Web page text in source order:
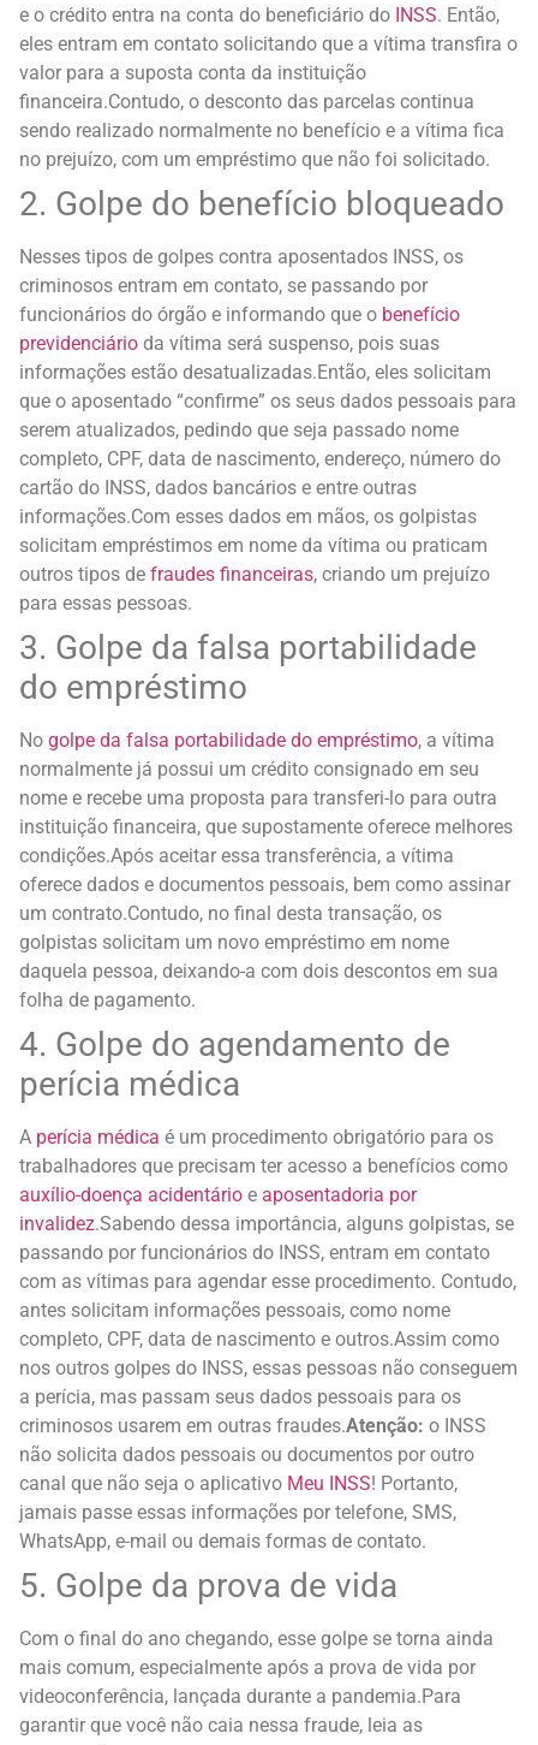
e o crédito entra na conta do beneficiário do INSS. Então,
eles entram em contato solicitando que a vítima transfira o
valor para a suposta conta da instituição
financeira.Contudo, o desconto das parcelas continua
sendo realizado normalmente no benefício e a vítima fica
no prejuízo, com um empréstimo que não foi solicitado.
2. Golpe do benefício bloqueado
Nesses tipos de golpes contra aposentados INSS, os
criminosos entram em contato, se passando por
funcionários do órgão e informando que o benefício
previdenciário da vítima será suspenso, pois suas
informações estão desatualizadas. Então, eles solicitam
que o aposentado “confirme” os seus dados pessoais para
serem atualizados, pedindo que seja passado nome
completo, CPF, data de nascimento, endereço, número do
cartão do INSS, dados bancários e entre outras
informações.Com esses dados em mãos, os golpistas
solicitam empréstimos em nome da vítima ou praticam
outros tipos de fraudes financeiras, criando um prejuízo
para essas pessoas.
3. Golpe da falsa portabilidade
do empréstimo
No golpe da falsa portabilidade do empréstimo, a vítima
normalmente já possui um crédito consignado em seu
nome e recebe uma proposta para transferi-lo para outra
instituição financeira, que supostamente oferece melhores
condições.Após aceitar essa transferência, a vítima
oferece dados e documentos pessoais, bem como assinar
um contrato.Contudo, no final desta transação, os
golpistas solicitam um novo empréstimo em nome
daquela pessoa, deixando-a com dois descontos em sua
folha de pagamento.
4. Golpe do agendamento de
perícia médica
A perícia médica é um procedimento obrigatório para os
trabalhadores que precisam ter acesso a benefícios como
auxílio-doença acidentário e aposentadoria por
invalidez.Sabendo dessa importância, alguns golpistas, se
passando por funcionários do INSS, entram em contato
com as vítimas para agendar esse procedimento. Contudo,
antes solicitam informações pessoais, como nome
completo, CPF, data de nascimento e outros.Assim como
nos outros golpes do INSS, essas pessoas não conseguem
a perícia, mas passam seus dados pessoais para os
criminosos usarem em outras fraudes.Atenção: o INSS
não solicita dados pessoais ou documentos por outro
canal que não seja o aplicativo Meu INSS! Portanto,
jamais passe essas informações por telefone, SMS,
WhatsApp, e-mail ou demais formas de contato.
5. Golpe da prova de vida
Com o final do ano chegando, esse golpe se torna ainda
mais comum, especialmente após a prova de vida por
videoconferência, lançada durante a pandemia. Para
garantir que você não caia nessa fraude, leia as